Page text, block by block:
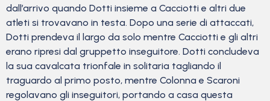
dall’arrivo quando Dotti insieme a Cacciotti e altri due
atleti si trovavano in testa. Dopo una serie di attaccati,
Dotti prendeva il largo da solo mentre Cacciotti e gli altri
erano ripresi dal gruppetto inseguitore. Dotti concludeva
la sua cavalcata trionfale in solitaria tagliando il
traguardo al primo posto, mentre Colonna e Scaroni
regolavano gli inseguitori, portando a casa questa